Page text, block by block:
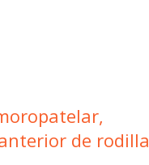
de rodilla